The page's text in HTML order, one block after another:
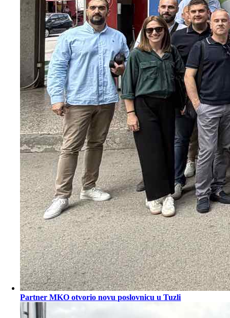
Partner MKO otvorio novu poslovnicu u Tuzli